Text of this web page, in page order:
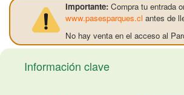
Importante: Compra tu entrada
www.pasesparques.cl antes de
No hay venta en el acceso al
Información clave